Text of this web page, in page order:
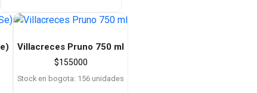
Villacreces Pruno 750 ml
$155000
Stock en bogota: 156 unidades